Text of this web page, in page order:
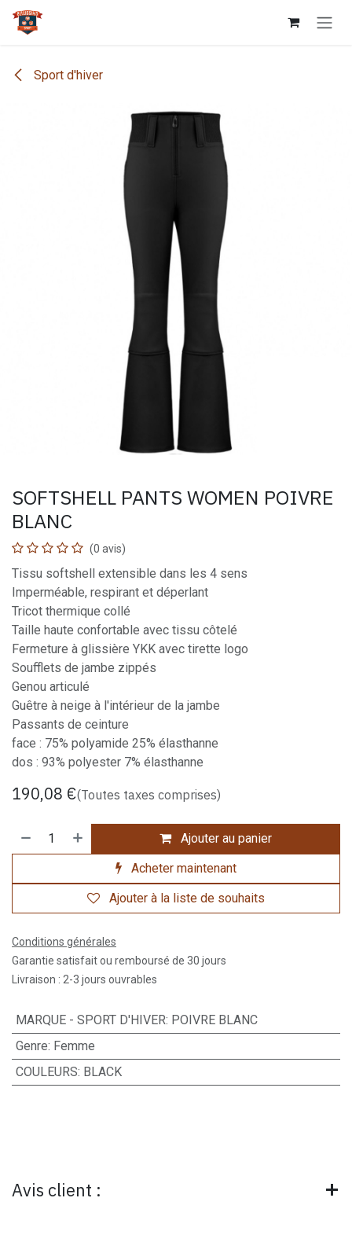
Se rendre au contenu
Sport d'hiver
SOFTSHELL PANTS WOMEN POIVRE
BLANC
(0 avis)
Tissu softshell extensible dans les 4 sens
Imperméable, respirant et déperlant
Tricot thermique collé
Taille haute confortable avec tissu côtelé
Fermeture à glissière YKK avec tirette logo
Soufflets de jambe zippés
Genou articulé
Guêtre à neige à l'intérieur de la jambe
Passants de ceinture
face : 75% polyamide 25% élasthanne
dos : 93% polyester 7% élasthanne
190,08 €(Toutes taxes comprises)
Ajouter au panier
Acheter maintenant
Ajouter à la liste de souhaits
Conditions générales
Garantie satisfait ou remboursé de 30 jours
Livraison : 2-3 jours ouvrables
MARQUE - SPORT D'HIVER: POIVRE BLANC
Genre: Femme
COULEURS: BLACK
Avis client :